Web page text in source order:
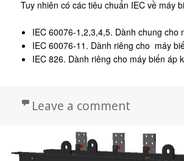
Tuy nhiên có các tiêu chuẩn IEC về máy
IEC 60076-1,2,3,4,5. Dành chung cho
IEC 60076-11. Dành riêng cho máy
IEC 826. Dành riêng cho máy biến áp
Leave a comment